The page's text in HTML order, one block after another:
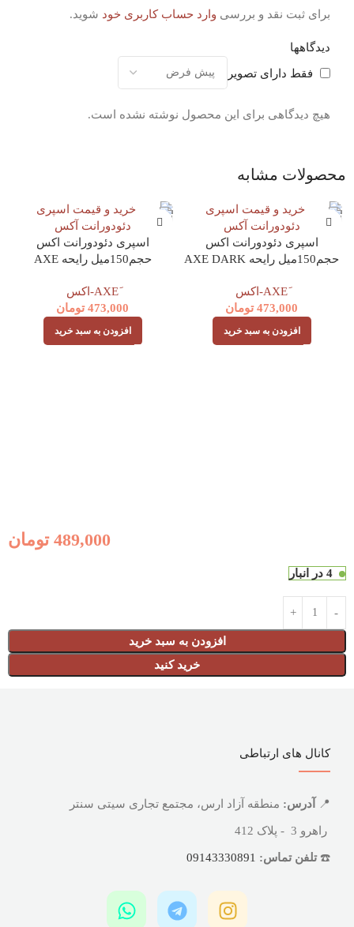
دیدگاهها
فقط دارای تصویر
هیچ دیدگاهی برای این محصول نوشته نشده است.
برای ثبت نقد و بررسی وارد حساب کاربری خود شوید.
محصولات مشابه
اسپری دئودورانت اکس
حجم150میل رایحه AXE DARK
473,000 تومان
افزودن به سبد خرید
اسپری دئودورانت اکس
حجم150میل رایحه AXE
473,000 تومان
افزودن به سبد خرید
489,000 تومان
4 در انبار
افزودن به سبد خرید
خرید کنید
کانال های ارتباطی
📍 آدرس: منطقه آزاد ارس، مجتمع تجاری سیتی سنتر
راهرو 3 - پلاک 412
☎️تلفن تماس: 09143330891